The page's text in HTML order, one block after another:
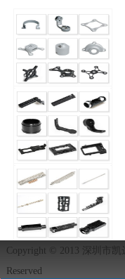
Copyright © 2013 深圳市
Reserved